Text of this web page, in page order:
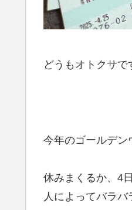
どうもオトクサで
今年のゴールデ
休みまくるか、4
人によってバラバ